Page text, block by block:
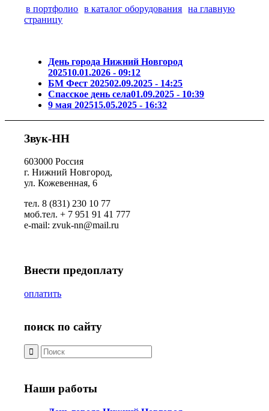
в портфолио в каталог оборудования
на главную
страницу
День города Нижний Новгород
202510.01.2026 - 09:12
БМ Фест 202502.09.2025 - 14:25
Спасское день села01.09.2025 - 10:39
9 мая 202515.05.2025 - 16:32
Звук-НН
603000 Россия
г. Нижний Новгород,
ул. Кожевенная, 6
тел. 8 (831) 230 10 77
моб.тел. + 7 951 91 41 777
e-mail: zvuk-nn@mail.ru
Внести предоплату
оплатить
поиск по сайту
Наши работы